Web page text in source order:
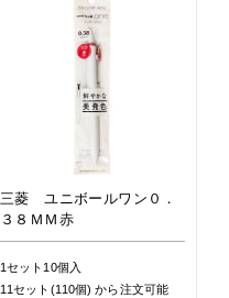
三菱 ユニボールワン０．
３８ＭＭ赤
1セット10個入
11セット(110個)から注文可能